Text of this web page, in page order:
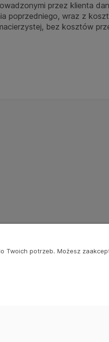
przez klienta
poprzedniego, wraz z
bez kosztów
Twoich potrzeb. Możesz